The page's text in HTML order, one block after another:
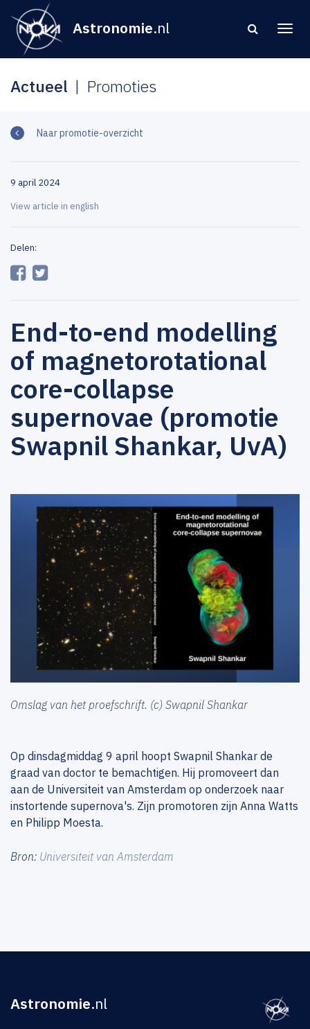
Astronomie.nl
Actueel Promoties
Naar promotie-overzicht
9 april 2024
View article in english
Delen:
End-to-end modelling
of magnetorotational
core-collapse
supernovae (promotie
Swapnil Shankar, UvA)
Omslag van het proefschrift. (c) Swapnil Shankar
Op dinsdagmiddag 9 april hoopt Swapnil Shankar de
graad van doctor te bemachtigen. Hij promoveert dan
aan de Universiteit van Amsterdam op onderzoek naar
instortende supernova's. Zijn promotoren zijn Anna Watts
en Philipp Moesta.
Bron: Universiteit van Amsterdam
Astronomie.nl